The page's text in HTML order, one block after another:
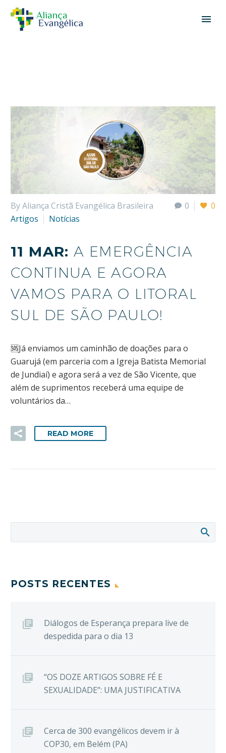
0 0
By Aliança Cristã Evangélica Brasileira
Artigos
Notícias
11 MAR:A EMERGÊNCIA
CONTINUA E AGORA
VAMOS PARA O LITORAL
SUL DE SÃO PAULO!
🆘Já enviamos um caminhão de doações para o
Guarujá (em parceria com a Igreja Batista Memorial
de Jundiaí) e agora será a vez de São Vicente, que
além de suprimentos receberá uma equipe de
voluntários da…
READ MORE
POSTS RECENTES
Diálogos de Esperança prepara live de
despedida para o dia 13
“OS DOZE ARTIGOS SOBRE FÉ E
SEXUALIDADE”: UMA JUSTIFICATIVA
Cerca de 300 evangélicos devem ir à
COP30, em Belém (PA)